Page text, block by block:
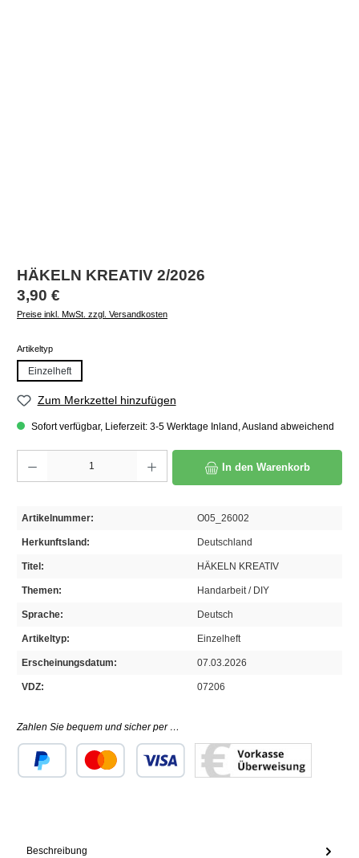
HÄKELN KREATIV 2/2026
Regulärer Preis:
3,90 €
Preise inkl. MwSt. zzgl. Versandkosten
Artikeltypauswählen
Einzelheft
Zum Merkzettel hinzufügen
Sofort verfügbar, Lieferzeit: 3-5 Werktage Inland, Ausland abweichend
In den Warenkorb
Artikelnummer: O05_26002
Herkunftsland: Deutschland
Titel: HÄKELN KREATIV
Themen: Handarbeit / DIY
Sprache: Deutsch
Artikeltyp: Einzelheft
Erscheinungsdatum: 07.03.2026
VDZ: 07206
Zahlen Sie bequem und sicher per …
Beschreibung